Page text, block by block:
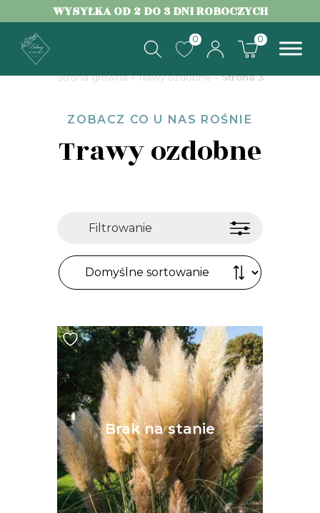
WYSYŁKA OD 2 DO 3 DNI ROBOCZYCH
0 0
Strona główna-Trawy ozdobne- Strona 3
ZOBACZ CO U NAS ROŚNIE
Trawy ozdobne
Filtrowanie